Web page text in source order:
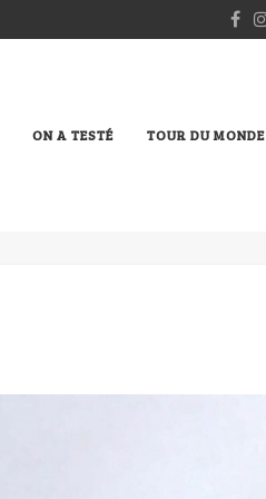
ON A TESTÉ TOUR DU MONDE